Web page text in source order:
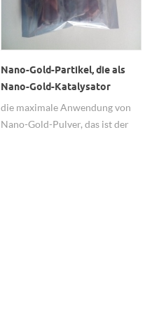
stabile homogene Lösung zu
bilden, die Farbe ist weinrot,
anstatt das Gold. wässrige
Goldnanopartikel-Lösung hat
die folgenden Eigenschaften: 1.
Aussehen: weinrote
transparente Flüssigkeit. 2. die
Nano-Gold-Partikel, die als
Nano-Gold-Katalysator
verwendet werden
die maximale Anwendung von
Nano-Gold-Pulver, das ist der